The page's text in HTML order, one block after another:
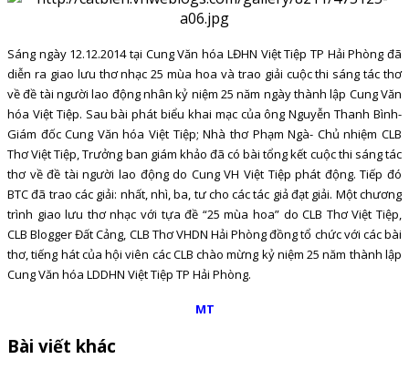
Sáng ngày 12.12.2014 tại Cung Văn hóa LĐHN Việt Tiệp TP Hải Phòng đã
diễn ra giao lưu thơ nhạc 25 mùa hoa và trao giải cuộc thi sáng tác thơ
về đề tài người lao động nhân kỷ niệm 25 năm ngày thành lập Cung Văn
hóa Việt Tiệp. Sau bài phát biểu khai mạc của ông Nguyễn Thanh Bình-
Giám đốc Cung Văn hóa Việt Tiệp; Nhà thơ Phạm Ngà- Chủ nhiệm CLB
Thơ Việt Tiệp, Trưởng ban giám khảo đã có bài tổng kết cuộc thi sáng tác
thơ về đề tài người lao động do Cung VH Việt Tiệp phát động. Tiếp đó
BTC đã trao các giải: nhất, nhì, ba, tư cho các tác giả đạt giải. Một chương
trình giao lưu thơ nhạc với tựa đề “25 mùa hoa” do CLB Thơ Việt Tiệp,
CLB Blogger Đất Cảng, CLB Thơ VHDN Hải Phòng đồng tổ chức với các bài
thơ, tiếng hát của hội viên các CLB chào mừng kỷ niệm 25 năm thành lập
Cung Văn hóa LDDHN Việt Tiệp TP Hải Phòng.
MT
Bài viết khác